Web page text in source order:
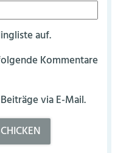
auf.
Kommentare
via E-Mail.